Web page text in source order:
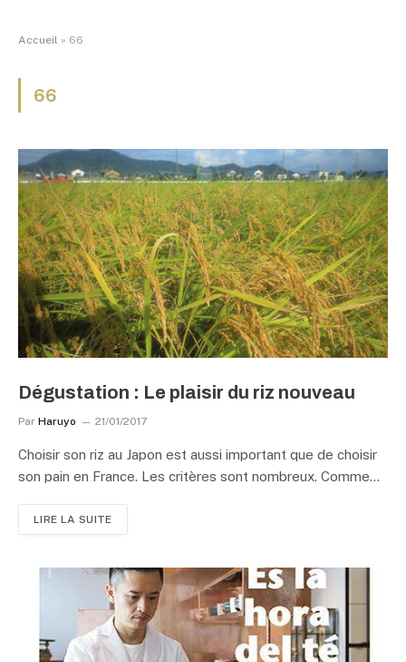
Accueil » 66
66
Dégustation : Le plaisir du riz nouveau
Par Haruyo 21/01/2017
Choisir son riz au Japon est aussi important que de choisir
son pain en France. Les critères sont nombreux. Comme…
LIRE LA SUITE